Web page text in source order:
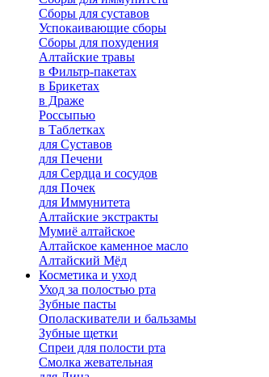
Сборы для суставов
Успокаивающие сборы
Сборы для похудения
Алтайские травы
в Фильтр-пакетах
в Брикетах
в Драже
Россыпью
в Таблетках
для Cуставов
для Печени
для Сердца и сосудов
для Почек
для Иммунитета
Алтайские экстракты
Мумиё алтайское
Алтайское каменное масло
Алтайский Мёд
Косметика и уход
Уход за полостью рта
Зубные пасты
Ополаскиватели и бальзамы
Зубные щетки
Спреи для полости рта
Смолка жевательная